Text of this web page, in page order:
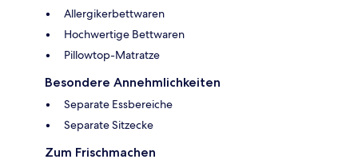
Allergikerbettwaren
Hochwertige Bettwaren
Pillowtop-Matratze
Besondere Annehmlichkeiten
Separate Essbereiche
Separate Sitzecke
Zum Frischmachen